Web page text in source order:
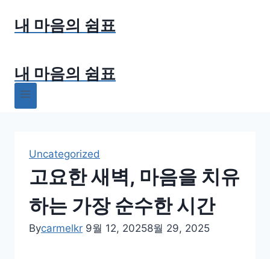
내 마음의 쉼표
내 마음의 쉼표
Uncategorized
고요한 새벽, 마음을 치유
하는 가장 순수한 시간
Bycarmelkr 9월 12, 20258월 29, 2025